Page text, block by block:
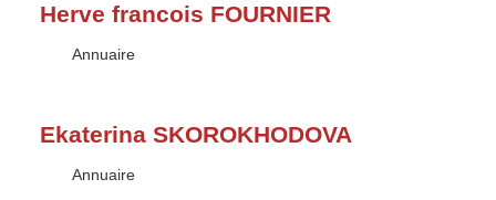
Herve francois FOURNIER
Type :
Annuaire
Ekaterina SKOROKHODOVA
Type :
Annuaire